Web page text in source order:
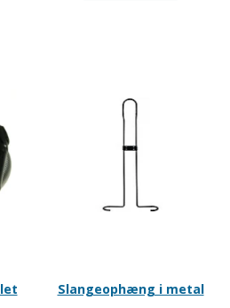
Slangeophæng i metal